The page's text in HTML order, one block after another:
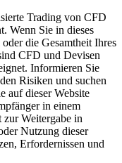
Trading von CFD
Wenn Sie in dieses
die Gesamtheit Ihres
CFD und Devisen
Informieren Sie
Risiken und suchen
auf dieser Website
in einem
Weitergabe in
Nutzung dieser
Erfordernissen und